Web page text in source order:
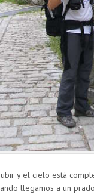
y el cielo está
llegamos a un